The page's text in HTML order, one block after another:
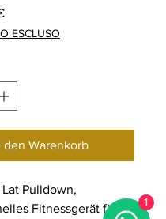
Preis
ESCLUSO
den Warenkorb
Pulldown,
Fitnessgerät für
1